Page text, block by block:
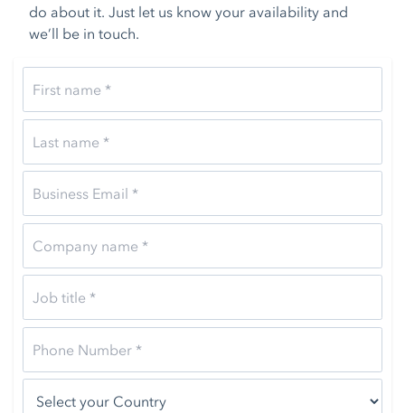
do about it. Just let us know your availability and
we’ll be in touch.